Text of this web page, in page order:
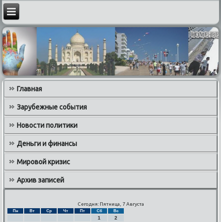
Главная
Зарубежные события
Новости политики
Деньги и финансы
Мировой кризис
Архив записей
Сегодня: Пятница, 7 Августа
Пн Вт Ср Чт Пт Сб Вс
1
2